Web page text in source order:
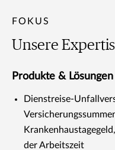
FOKUS
Unsere
Produkte & Lösungen
Dienstreise-
der Arbeitszeit